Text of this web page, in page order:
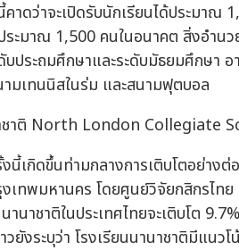
คาดว่าจะเปิดรับนักเรียนได้ประมาณ
ระมาณ 1,500 คนในอนาคต สิ่งอำน
บประถมศึกษาและระดับมัธยมศึกษา
มเทนนิสในร่ม และสนามฟุตบอล
ชาติ North London Collegiate
นี้เกิดขึ้นท่ามกลางการเติบโตอย่าง
เทพมหานคร โดยศูนย์วิจัยกสิกรไ
านาชาติในประเทศไทยจะเติบโต
วยังระบุว่า โรงเรียนนานาชาติมีแน